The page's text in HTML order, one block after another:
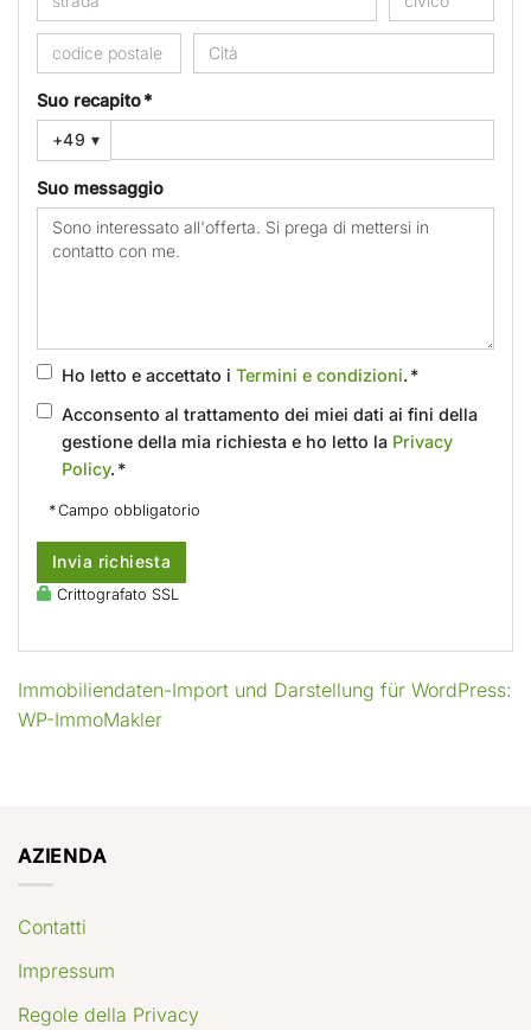
Suo recapito *
+49 ▾
Suo messaggio
Ho letto e accettato i Termini e condizioni. *
Acconsento al trattamento dei miei dati ai fini della
gestione della mia richiesta e ho letto la Privacy
Policy. *
* Campo obbligatorio
Invia richiesta
Crittografato SSL
Immobiliendaten-Import und Darstellung für WordPress:
WP-ImmoMakler
AZIENDA
Contatti
Impressum
Regole della Privacy